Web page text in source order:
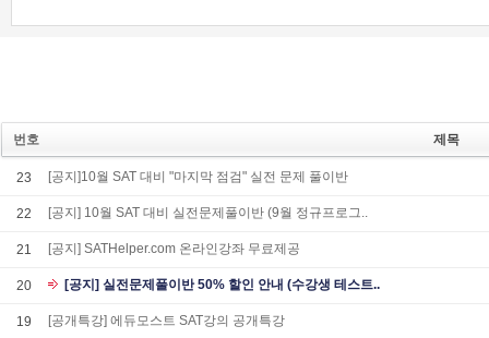
번호 제목
23 [공지]10월 SAT 대비 "마지막 점검" 실전 문제 풀이반
22 [공지] 10월 SAT 대비 실전문제풀이반 (9월 정규프로그..
21 [공지] SATHelper.com 온라인강좌 무료제공
20 [공지] 실전문제풀이반 50% 할인 안내 (수강생 테스트..
19 [공개특강] 에듀모스트 SAT강의 공개특강